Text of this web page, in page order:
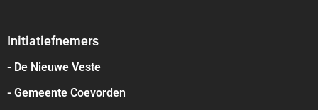
Initiatiefnemers
- De Nieuwe Veste
- Gemeente Coevorden